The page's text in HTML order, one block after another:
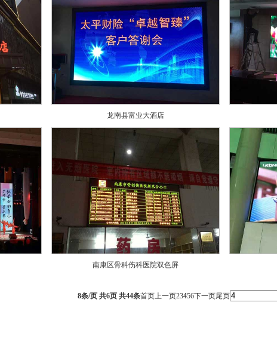
龙南县富业大酒店
南康区骨科伤科医院双色屏
8条/页 共6页 共44条首页上一页23456下一页尾页